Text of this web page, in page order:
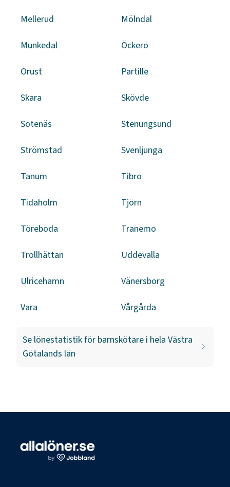
Mellerud Mölndal
Munkedal Öckerö
Orust Partille
Skara Skövde
Sotenäs Stenungsund
Strömstad Svenljunga
Tanum Tibro
Tidaholm Tjörn
Töreboda Tranemo
Trollhättan Uddevalla
Ulricehamn Vänersborg
Vara Vårgårda
Se lönestatistik för barnskötare i hela Västra
Götalands län